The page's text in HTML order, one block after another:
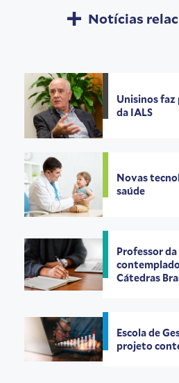
Notícias
Unisinos faz
da IALS
Novas
saúde
Professor
Cátedras
Escola de
projeto